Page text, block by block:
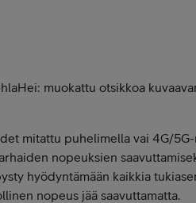
muokattu otsikkoa
mitattu puhelimella vai 4G/
nopeuksien
hyödyntämään kaikkia
nopeus jää saavuttamatta.